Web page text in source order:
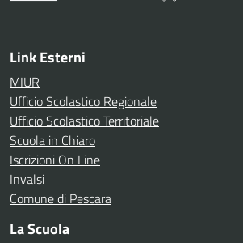
Link Esterni
MIUR
Ufficio Scolastico Regionale
Ufficio Scolastico Territoriale
Scuola in Chiaro
Iscrizioni On Line
Invalsi
Comune di Pescara
La Scuola